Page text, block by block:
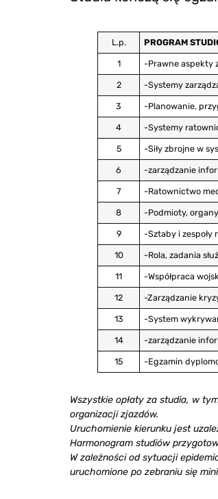
L.p. PROGRAM
1 -Prawne aspekty
2 -Systemy
3 -Planowanie,
4 -Systemy
5 -Siły zbrojne w
6 -zarządzanie
7 -Ratownictwo
8 -Podmioty,
9 -Sztaby i
10 -Rola, zadania
11 -Współpraca
12 -Zarządzanie
13 -System
14 -zarządzanie
15 -Egzamin
Wszystkie opłaty za studia, w
organizacji zjazdów.
Uruchomienie kierunku jest
Harmonogram studiów
W zależności od sytuacji
uruchomione po zebraniu się